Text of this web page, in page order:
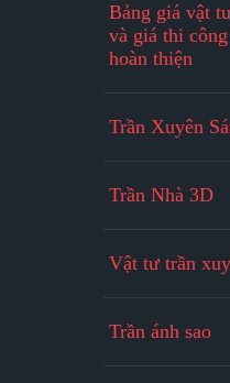
Bảng giá vật
và giá thi
hoàn thiện
Trần Xuyên
Trần Nhà 3D
Vật tư trần
Trần ánh sao